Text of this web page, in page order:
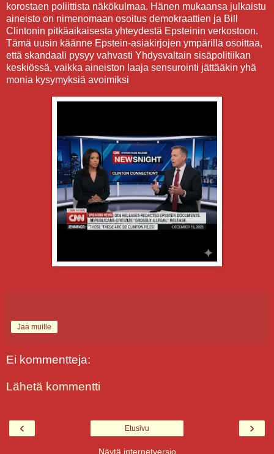
korostaen poliittista näkökulmaa. Hänen mukaansa julkaistu
aineisto on nimenomaan osoitus demokraattien ja Bill
Clintonin pitkäaikaisesta yhteydestä Epsteinin verkostoon.
Tämä uusin käänne Epstein-asiakirjojen ympärillä osoittaa,
että skandaali pysyy vahvasti Yhdysvaltain sisäpolitiikan
keskiössä, vaikka aineiston laaja sensurointi jättääkin yhä
monia kysymyksiä avoimiksi
Jaa muille
Ei kommentteja:
Lähetä kommentti
‹ ›
Etusivu
Näytä internetversio